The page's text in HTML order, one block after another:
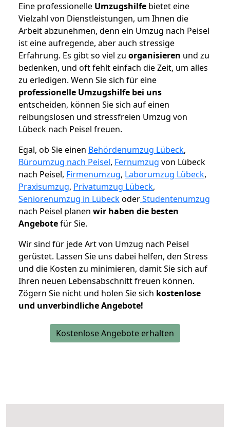
Eine professionelle Umzugshilfe bietet eine
Vielzahl von Dienstleistungen, um Ihnen die
Arbeit abzunehmen, denn ein Umzug nach Peisel
ist eine aufregende, aber auch stressige
Erfahrung. Es gibt so viel zu organisieren und zu
bedenken, und oft fehlt einfach die Zeit, um alles
zu erledigen. Wenn Sie sich für eine
professionelle Umzugshilfe bei uns
entscheiden, können Sie sich auf einen
reibungslosen und stressfreien Umzug von
Lübeck nach Peisel freuen.
Egal, ob Sie einen Behördenumzug Lübeck,
Büroumzug nach Peisel, Fernumzug von Lübeck
nach Peisel, Firmenumzug, Laborumzug Lübeck,
Praxisumzug, Privatumzug Lübeck,
Seniorenumzug in LübeckoderStudentenumzug
nach Peisel planen wir haben die besten
Angebotefür Sie.
Wir sind für jede Art von Umzug nach Peisel
gerüstet. Lassen Sie uns dabei helfen, den Stress
und die Kosten zu minimieren, damit Sie sich auf
Ihren neuen Lebensabschnitt freuen können.
Zögern Sie nicht und holen Sie sich kostenlose
und unverbindliche Angebote!
Kostenlose Angebote erhalten